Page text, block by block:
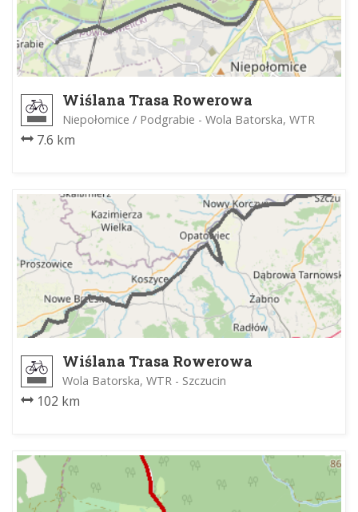
Wiślana Trasa Rowerowa
Niepołomice / Podgrabie - Wola Batorska, WTR
7.6 km
Wiślana Trasa Rowerowa
Wola Batorska, WTR - Szczucin
102 km